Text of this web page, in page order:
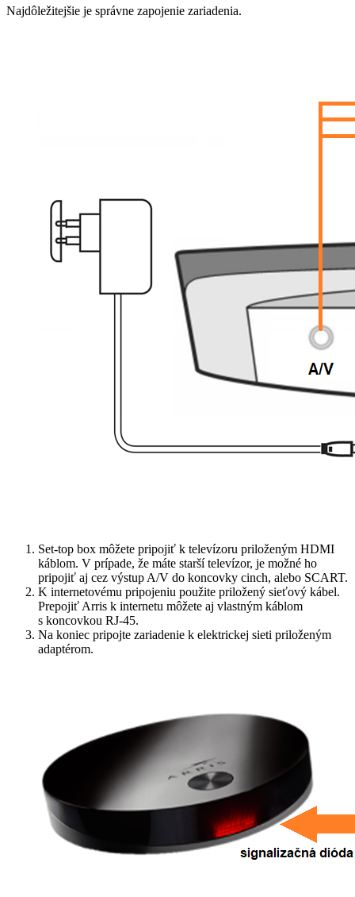
Najdôležitejšie je správne zapojenie zariadenia.
Set-top box môžete pripojiť k televízoru priloženým HDMI
káblom. V prípade, že máte starší televízor, je možné ho
pripojiť aj cez výstup A/V do koncovky cinch, alebo SCART.
K internetovému pripojeniu použite priložený sieťový kábel.
Prepojiť Arris k internetu môžete aj vlastným káblom
s koncovkou RJ-45.
Na koniec pripojte zariadenie k elektrickej sieti priloženým
adaptérom.